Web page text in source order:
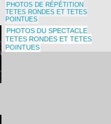
PHOTOS DE RÉPÉTITION
TETES RONDES ET TETES
POINTUES
PHOTOS DU SPECTACLE
TETES RONDES ET TETES
POINTUES